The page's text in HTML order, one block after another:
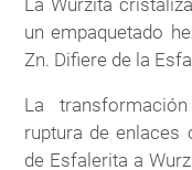
un empaquetado
Zn. Difiere de la
La
ruptura de enlaces
de Esfalerita a